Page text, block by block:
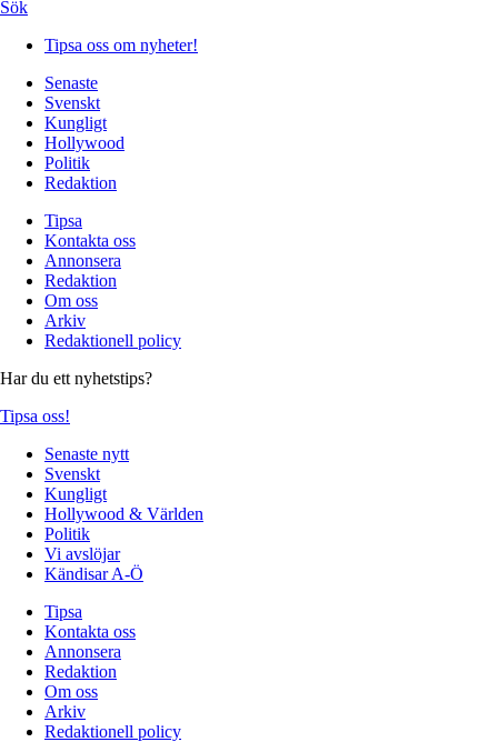
Sök
Tipsa oss om nyheter!
Senaste
Svenskt
Kungligt
Hollywood
Politik
Redaktion
Tipsa
Kontakta oss
Annonsera
Redaktion
Om oss
Arkiv
Redaktionell policy
Har du ett nyhetstips?
Tipsa oss!
Senaste nytt
Svenskt
Kungligt
Hollywood & Världen
Politik
Vi avslöjar
Kändisar A-Ö
Tipsa
Kontakta oss
Annonsera
Redaktion
Om oss
Arkiv
Redaktionell policy